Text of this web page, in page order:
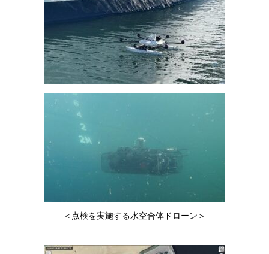
＜点検を実施する水空合体ドローン＞